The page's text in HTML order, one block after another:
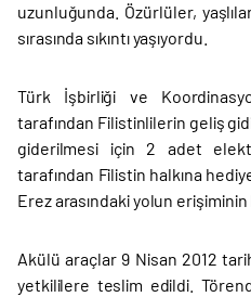
uzunluğunda. Özürlüler,
sırasında sıkıntı yaşıyordu.
Türk İşbirliği ve
tarafından Filistinlilerin geliş
giderilmesi için 2 adet
tarafından Filistin halkına
Erez arasındaki yolun erişiminin
Akülü araçlar 9 Nisan 2012
yetkililere teslim edildi.